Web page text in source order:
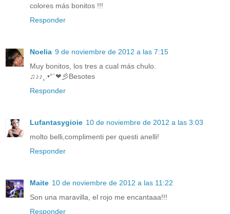
colores más bonitos !!!
Responder
Noelia 9 de noviembre de 2012 a las 7:15
Muy bonitos, los tres a cual más chulo.
♫♪♪¸.•°`❤彡Besotes
Responder
Lufantasygioie 10 de noviembre de 2012 a las 3:03
molto belli,complimenti per questi anelli!
Responder
Maite 10 de noviembre de 2012 a las 11:22
Son una maravilla, el rojo me encantaaa!!!
Responder